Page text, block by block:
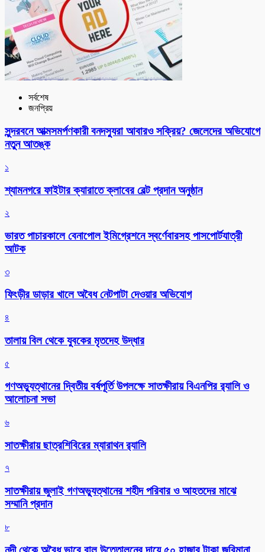
সর্বশেষ
জনপ্রিয়
সুন্দরবনে আত্মসমর্পণকারী বনদস্যুরা আবারও সক্রিয়? জেলেদের অভিযোগে
নতুন আতঙ্ক
১
শ্যামনগরে ফাইটার ক্যারাতে ক্লাবের বেল্ট প্রদান অনুষ্ঠান
২
ভারত পাচারকালে বেনাপোল ইমিগ্রেশনে স্বর্ণেবারসহ পাসপোর্টযাত্রী
আটক
৩
ফিংড়ীর ডাড়ার খালে অবৈধ নেটপাটা দেওয়ার অভিযোগ
৪
তালায় বিল থেকে যুবকের মৃতদেহ উদ্ধার
৫
গণঅভ্যুত্থানের দ্বিতীয় বর্ষপূর্তি উপলক্ষে সাতক্ষীরায় বিএনপির র‌্যালি ও
আলোচনা সভা
৬
সাতক্ষীরায় ছাত্রশিবিরের ম্যারাথন র‌্যালি
৭
সাতক্ষীরায় জুলাই গণঅভ্যুত্থানের শহীদ পরিবার ও আহতদের মাঝে
সম্মানি প্রদান
৮